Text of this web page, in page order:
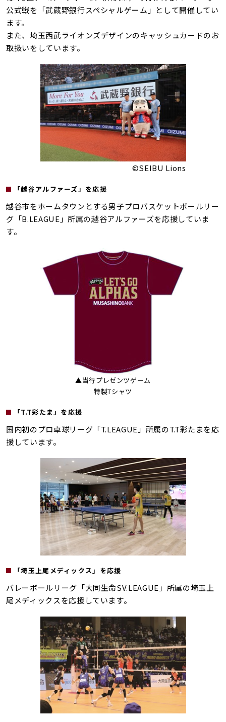
公式戦を「武蔵野銀行スペシャルゲーム」として開催してい
ます。
また、埼玉西武ライオンズデザインのキャッシュカードのお
取扱いをしています。
©SEIBU Lions
「越谷アルファーズ」を応援
越谷市をホームタウンとする男子プロバスケットボールリー
グ「B.LEAGUE」所属の越谷アルファーズを応援していま
す。
▲当行プレゼンツゲーム
特製Tシャツ
「T.T彩たま」を応援
国内初のプロ卓球リーグ「T.LEAGUE」所属のT.T彩たまを応
援しています。
「埼玉上尾メディックス」を応援
バレーボールリーグ「大同生命SV.LEAGUE」所属の埼玉上
尾メディックスを応援しています。